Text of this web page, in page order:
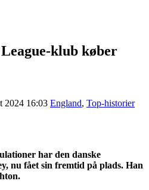
klub køber
2024 16:03 England, Top-historier
har den danske
nu fået sin fremtid på plads. Han